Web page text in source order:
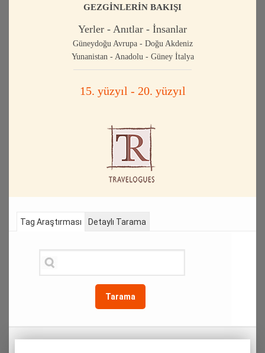
GEZGİNLERİN BAKIŞI
Yerler - Anıtlar - İnsanlar
Güneydoğu Avrupa - Doğu Akdeniz
Yunanistan - Anadolu - Güney İtalya
15. yüzyıl - 20. yüzyıl
Tag Araştırması
Tarama
Detaylı Tarama